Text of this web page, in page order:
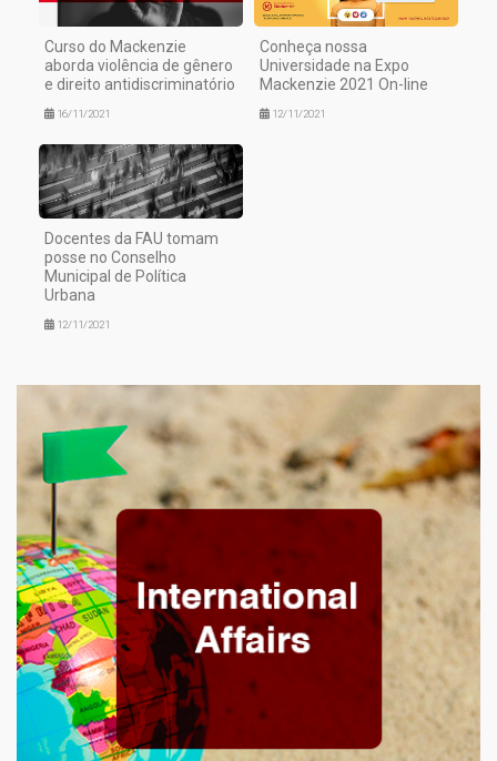
Curso do Mackenzie
aborda violência de gênero
e direito antidiscriminatório
16/11/2021
Conheça nossa
Universidade na Expo
Mackenzie 2021 On-line
12/11/2021
Docentes da FAU tomam
posse no Conselho
Municipal de Política
Urbana
12/11/2021